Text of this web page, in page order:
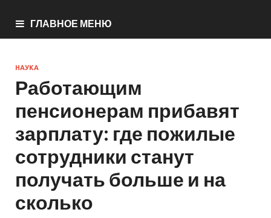
ГЛАВНОЕ МЕНЮ
НАУКА
Работающим
пенсионерам прибавят
зарплату: где пожилые
сотрудники станут
получать больше и на
сколько